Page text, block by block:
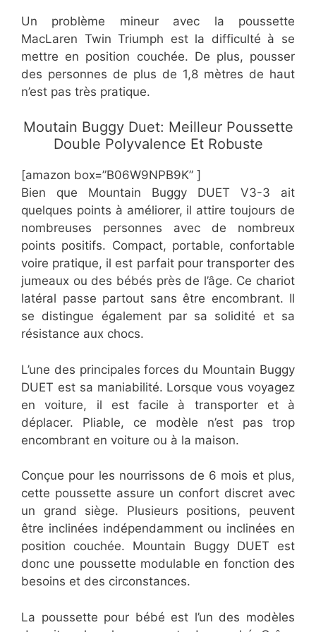
Un problème mineur avec la poussette
MacLaren Twin Triumph est la difficulté à se
mettre en position couchée. De plus, pousser
des personnes de plus de 1,8 mètres de haut
n’est pas très pratique.
Moutain Buggy Duet: Meilleur Poussette
Double Polyvalence Et Robuste
[amazon box=”B06W9NPB9K” ]
Bien que Mountain Buggy DUET V3-3 ait
quelques points à améliorer, il attire toujours de
nombreuses personnes avec de nombreux
points positifs. Compact, portable, confortable
voire pratique, il est parfait pour transporter des
jumeaux ou des bébés près de l’âge. Ce chariot
latéral passe partout sans être encombrant. Il
se distingue également par sa solidité et sa
résistance aux chocs.
L’une des principales forces du Mountain Buggy
DUET est sa maniabilité. Lorsque vous voyagez
en voiture, il est facile à transporter et à
déplacer. Pliable, ce modèle n’est pas trop
encombrant en voiture ou à la maison.
Conçue pour les nourrissons de 6 mois et plus,
cette poussette assure un confort discret avec
un grand siège. Plusieurs positions, peuvent
être inclinées indépendamment ou inclinées en
position couchée. Mountain Buggy DUET est
donc une poussette modulable en fonction des
besoins et des circonstances.
La poussette pour bébé est l’un des modèles